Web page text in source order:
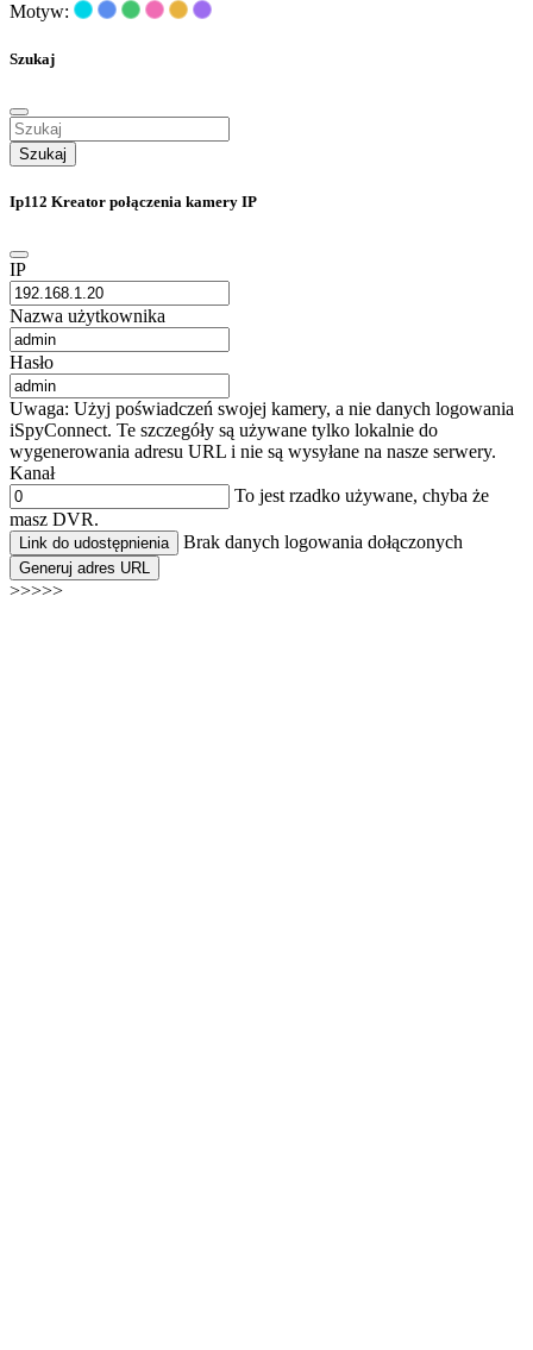
Motyw:
Szukaj
Szukaj
Ip112 Kreator połączenia kamery IP
IP
Nazwa użytkownika
Hasło
Uwaga: Użyj poświadczeń swojej kamery, a nie danych logowania
iSpyConnect. Te szczegóły są używane tylko lokalnie do
wygenerowania adresu URL i nie są wysyłane na nasze serwery.
Kanał
To jest rzadko używane, chyba że
masz DVR.
Link do udostępnienia Brak danych logowania dołączonych
Generuj adres URL
>>>>>